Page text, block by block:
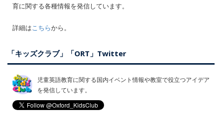
育に関する各種情報を発信しています。
詳細は こちらから。
「キッズクラブ」「ORT」Twitter
児童英語教育に関する国内イベント情報や教室で役立つアイデア
を発信しています。